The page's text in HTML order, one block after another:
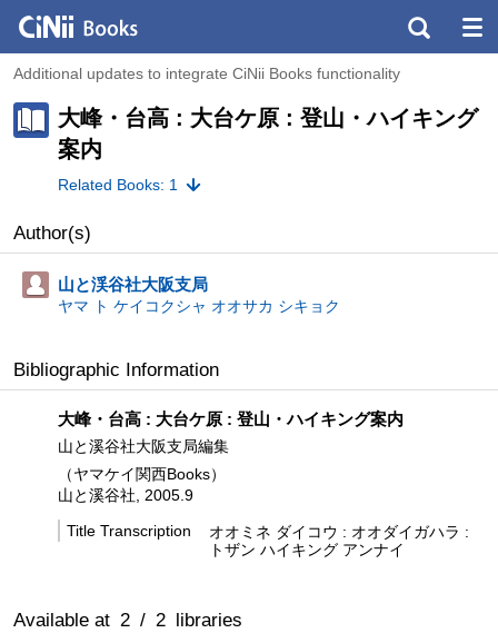
Additional updates to integrate CiNii Books functionality
大峰・台高 : 大台ケ原 : 登山・ハイキング
案内
Related Books: 1
Author(s)
山と渓谷社大阪支局
ヤマ ト ケイコクシャ オオサカ シキョク
Bibliographic Information
大峰・台高 : 大台ケ原 : 登山・ハイキング案内
山と溪谷社大阪支局編集
（ヤマケイ関西Books）
山と溪谷社, 2005.9
Title Transcription
オオミネ ダイコウ : オオダイガハラ :
トザン ハイキング アンナイ
Available at 2 / 2 libraries